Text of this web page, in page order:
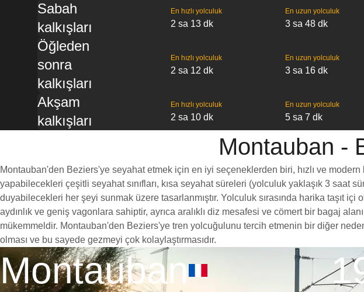
Sabah
kalkışları
En hızlı yolculuk
2 sa 13 dk
En uzun yolculuk
3 sa 48 dk
Öğleden
sonra
kalkışları
En hızlı yolculuk
2 sa 12 dk
En uzun yolculuk
3 sa 16 dk
Akşam
kalkışları
En hızlı yolculuk
2 sa 10 dk
En uzun yolculuk
5 sa 7 dk
Montauban -
Montauban'den Beziers'ye seyahat etmek için en iyi seçeneklerden biri, hızlı ve
yapabilecekleri çeşitli seyahat sınıfları, kısa seyahat süreleri (yolculuk yaklaşık 3
duyabilecekleri her şeyi sunmak üzere tasarlanmıştır. Yolculuk sırasında harika taşıt
aydınlık ve geniş vagonlara sahiptir, ayrıca aralıklı diz mesafesi ve cömert bir bagaj
mükemmeldir. Montauban'den Beziers'ye tren yolcuğulunu tercih etmenin bir diğer
olması ve bu sayede gezmeyi çok kolaylaştırmasıdır.
Montauban